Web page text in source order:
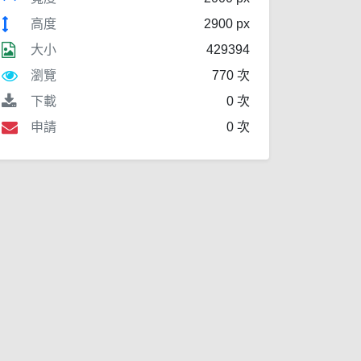
高度
2900 px
大小
429394
瀏覽
770 次
下載
0 次
申請
0 次